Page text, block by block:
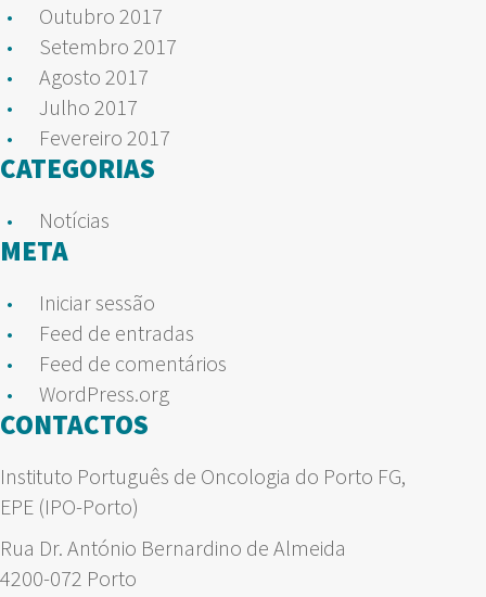
Outubro 2017
Setembro 2017
Agosto 2017
Julho 2017
Fevereiro 2017
CATEGORIAS
Notícias
META
Iniciar sessão
Feed de entradas
Feed de comentários
WordPress.org
CONTACTOS
Instituto Português de Oncologia do Porto FG,
EPE (IPO-Porto)
Rua Dr. António Bernardino de Almeida
4200-072 Porto